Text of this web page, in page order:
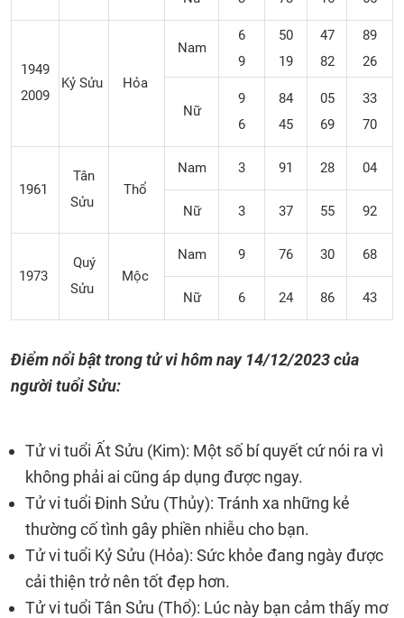
1949
2009
Kỷ Sửu Hỏa
Nam
6
9
50
19
47
82
89
26
Nữ
9
6
84
45
05
69
33
70
1961
Tân
Sửu
Thổ
Nam 3 91 28 04
Nữ 3 37 55 92
1973
Quý
Sửu
Mộc
Nam 9 76 30 68
Nữ 6 24 86 43
Điểm nổi bật trong tử vi hôm nay 14/12/2023của
người tuổi Sửu:
Tử vi tuổi Ất Sửu (Kim): Một số bí quyết cứ nói ra vì
không phải ai cũng áp dụng được ngay.
Tử vi tuổi Đinh Sửu (Thủy): Tránh xa những kẻ
thường cố tình gây phiền nhiễu cho bạn.
Tử vi tuổi Kỷ Sửu (Hỏa): Sức khỏe đang ngày được
cải thiện trở nên tốt đẹp hơn.
Tử vi tuổi Tân Sửu (Thổ): Lúc này bạn cảm thấy mơ